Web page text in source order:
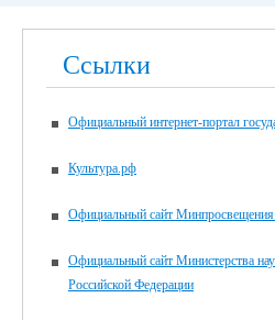
Ссылки
Официальный интернет-портал
Культура.рф
Официальный сайт Минпросвещения
Официальный сайт Министерства
Российской Федерации